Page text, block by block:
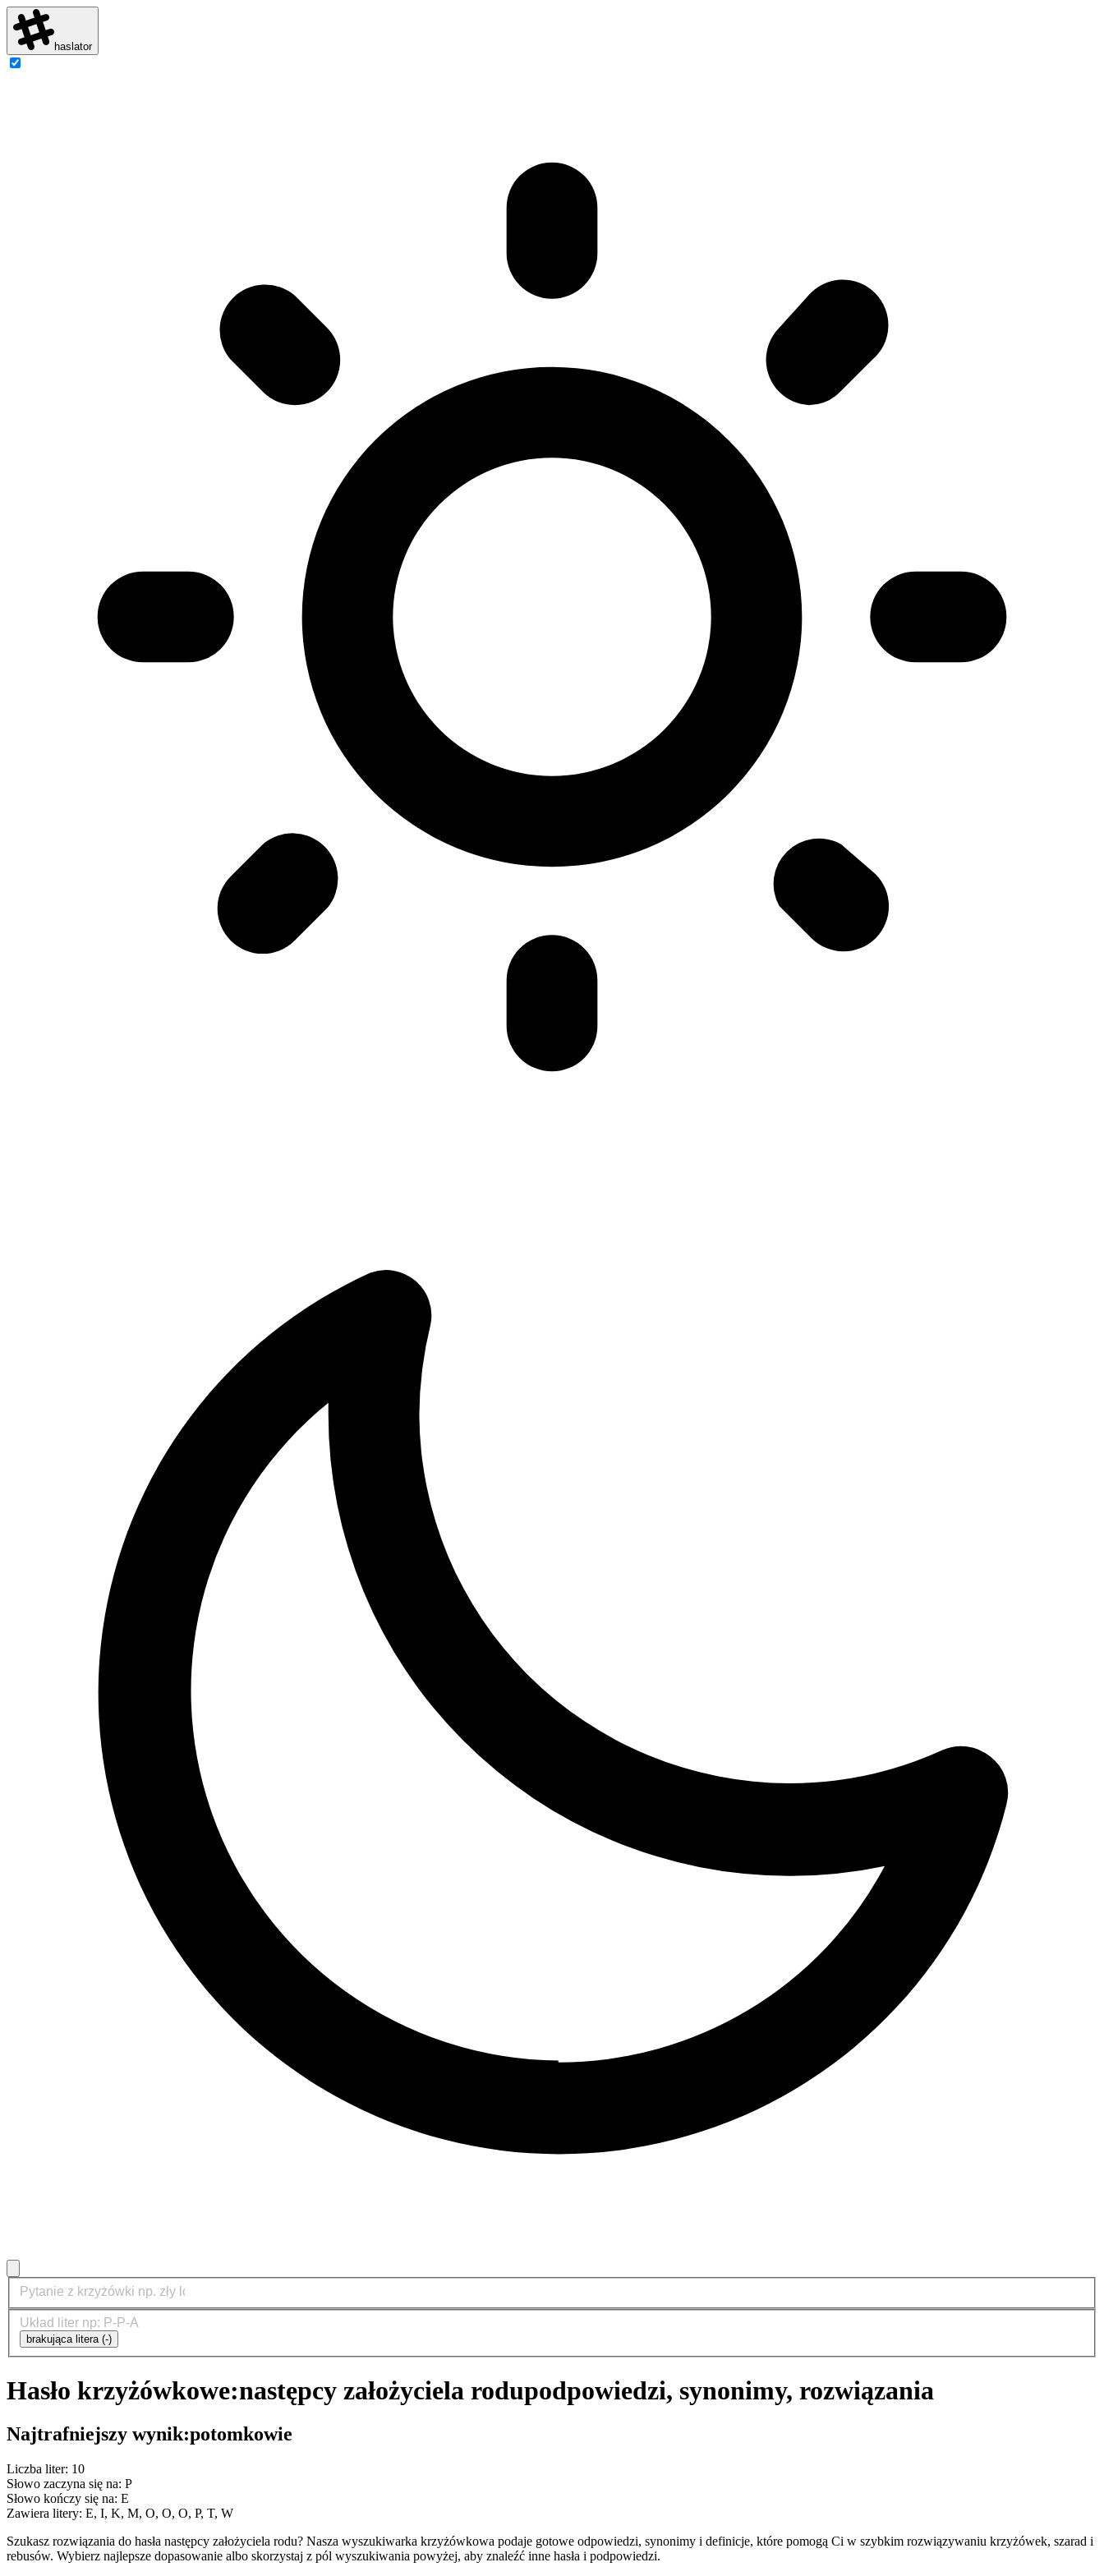
haslator
brakująca litera (-)
Hasło krzyżówkowe:następcy założyciela rodupodpowiedzi, synonimy, rozwiązania
Najtrafniejszy wynik:potomkowie
Liczba liter: 10
Słowo zaczyna się na: P
Słowo kończy się na: E
Zawiera litery: E, I, K, M, O, O, O, P, T, W
Szukasz rozwiązania do hasła następcy założyciela rodu? Nasza wyszukiwarka krzyżówkowa podaje gotowe odpowiedzi, synonimy i definicje, które pomogą Ci w szybkim rozwiązywaniu krzyżówek, szarad i
rebusów. Wybierz najlepsze dopasowanie albo skorzystaj z pól wyszukiwania powyżej, aby znaleźć inne hasła i podpowiedzi.